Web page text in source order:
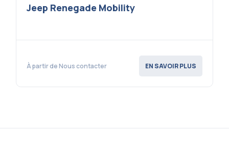
Jeep Renegade Mobility
À partir de Nous contacter EN SAVOIR PLUS